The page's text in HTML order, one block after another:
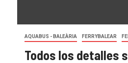
AQUABUS - BALEÀRIA FERRYBALEAR
Todos los detalles